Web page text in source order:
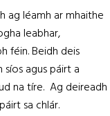
ag léamh ar mhaithe
leabhar,
féin. Beidh deis
agus páirt a
na tíre. Ag deireadh
sa chlár.